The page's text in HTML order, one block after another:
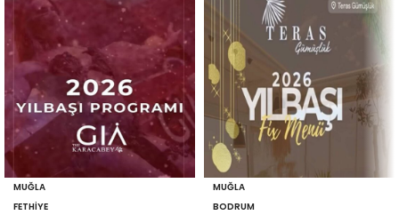
MUĞLA
FETHIYE
MUĞLA
BODRUM